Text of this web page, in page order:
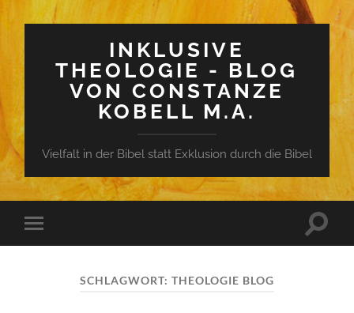
INKLUSIVE
THEOLOGIE - BLOG
VON CONSTANZE
KOBELL M.A.
Vielfalt in der Bibel statt Exklusion durch die Bibel
Mobile-
Menü
SCHLAGWORT: THEOLOGIE BLOG